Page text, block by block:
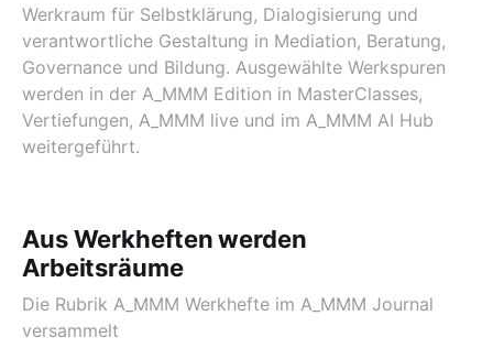
Werkraum für Selbstklärung, Dialogisierung und
verantwortliche Gestaltung in Mediation, Beratung,
Governance und Bildung. Ausgewählte Werkspuren
werden in der A_MMM Edition in MasterClasses,
Vertiefungen, A_MMM live und im A_MMM AI Hub
weitergeführt.
Aus Werkheften werden
Arbeitsräume
Die Rubrik A_MMM Werkhefte im A_MMM Journal
versammelt